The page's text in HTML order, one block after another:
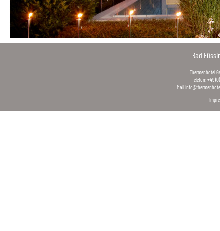
Bad
Thermenhotel
Telefon: +49
Mail